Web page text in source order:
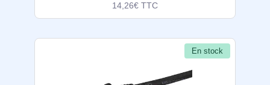
14,26€ TTC
En stock